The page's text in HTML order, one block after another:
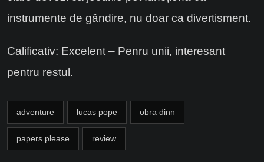
instrumente de gândire, nu doar ca divertisment.
Calificativ: Excelent – Penru unii, interesant
pentru restul.
adventure lucas pope obra dinn
papers please review